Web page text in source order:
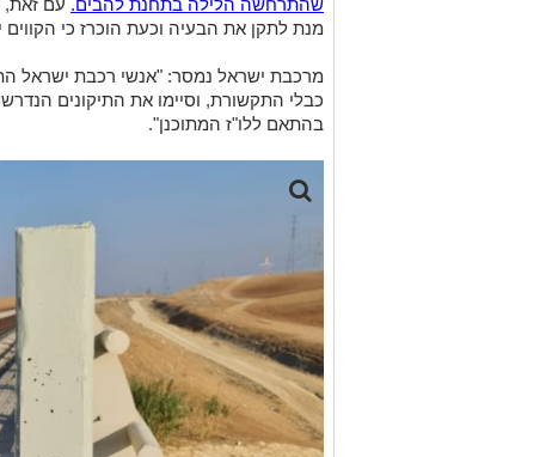
מנת לתקן את הבעיה וכעת הוכרז כי הקווים
מרכבת ישראל נמסר: "אנשי רכבת ישראל
כבלי התקשורת, וסיימו את התיקונים
בהתאם ללו"ז המתוכנן".